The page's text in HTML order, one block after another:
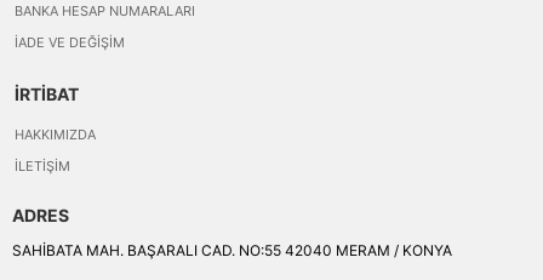
BANKA HESAP NUMARALARI
İADE VE DEĞIŞIM
İRTİBAT
HAKKIMIZDA
İLETIŞIM
ADRES
SAHİBATA MAH. BAŞARALI CAD. NO:55 42040 MERAM / KONYA